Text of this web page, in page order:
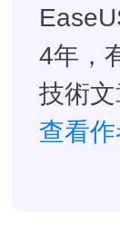
4年，
技術
驗。目
查看